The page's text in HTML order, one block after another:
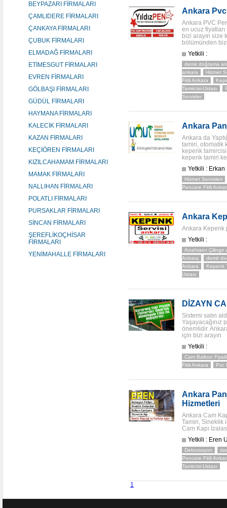
BEYPAZARI FİRMALARI
ÇAMLIDERE FİRMALARI
ÇANKAYA FİRMALARI
ÇUBUK FİRMALARI
ELMADAĞ FİRMALARI
ETİMESGUT FİRMALARI
EVREN FİRMALARI
GÖLBAŞI FİRMALARI
GÜDÜL FİRMALARI
HAYMANA FİRMALARI
KALECİK FİRMALARI
KAZAN FİRMALARI
KEÇİÖREN FİRMALARI
KIZILCAHAMAM FİRMALARI
MAMAK FİRMALARI
NALLIHAN FİRMALARI
POLATLI FİRMALARI
PURSAKLAR FİRMALARI
SİNCAN FİRMALARI
ŞEREFLİKOÇHİSAR
FİRMALARI
YENİMAHALLE FİRMALARI
Ankara Pvc
Ankara PVC
en ucuz
bizi arayın size
bölümünden
Yetkili :
demir doğrama
ankara
Hizmet
Fitili Ankara
Tamircisi-Ustası
Servisler
Ankara
Ankara da
tamiri, otomatik
kepenk
kepenk tamiri
Yetkili : Erkan
Hizmet Servisleri
Pencere Fitili
Ankara
Ankara Kepenk
Yetkili :
Anahtarcı Çilingir
Ankara
demir
Ankara
Kepenk
Ustası
DİZAYN
Sistemi satın
Yaşayacağınız
önemlidir.
için bizi arayın
Yetkili :
Cam Balkon
Fitili Ankara
Pvc
Ankara
Hizmetleri
Ankara Cam
Tamiri, Sineklik
Cam Kapı
Yetkili : Eren
Dekorasyon
Pencere Fitili
Tamircisi-Ustası
1